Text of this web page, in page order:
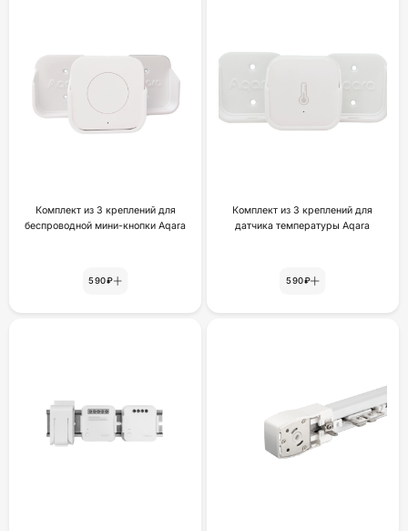
Комплект из 3 креплений для
беспроводной мини-кнопки Aqara
590₽
Комплект из 3 креплений для
датчика температуры Aqara
590₽